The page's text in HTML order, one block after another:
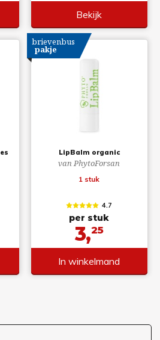
Bekijk
LipBalm organic
van PhytoForsan
1 stuk
brievenbus
pakje
4.7
per stuk
3,25
In winkelmand